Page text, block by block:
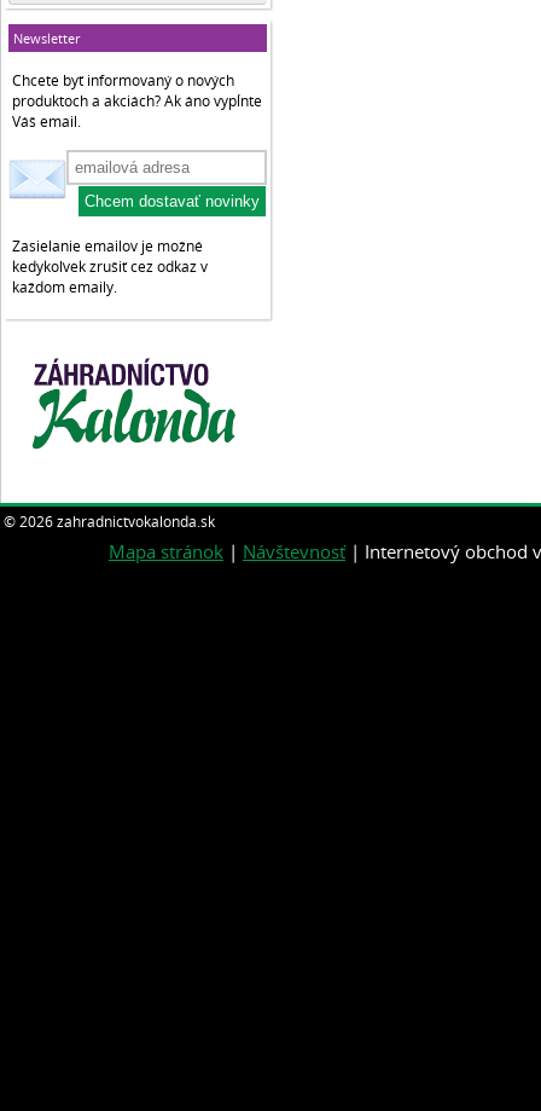
Newsletter
Chcete byť informovaný o nových
produktoch a akciách? Ak áno vypĺnte
Váš email.
Zasielanie emailov je možné
kedykoľvek zrušiť cez odkaz v
každom emaily.
© 2026 zahradnictvokalonda.sk
Mapa stránok | Návštevnosť| Internetový obchod